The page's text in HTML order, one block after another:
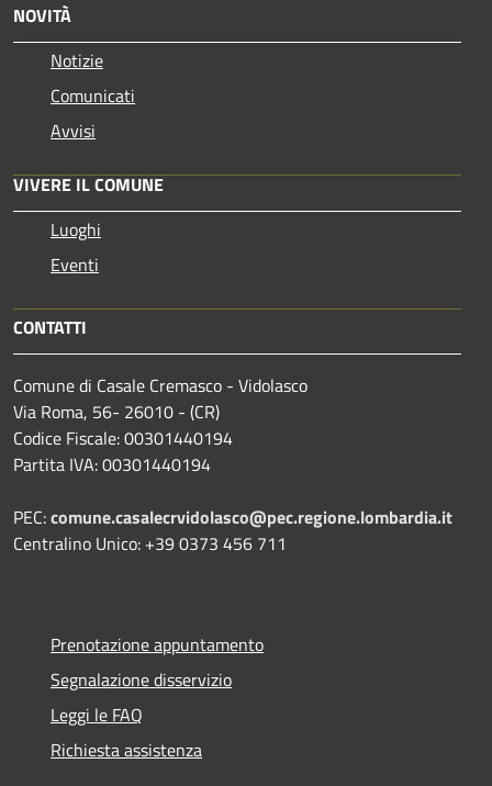
NOVITÀ
Notizie
Comunicati
Avvisi
VIVERE IL COMUNE
Luoghi
Eventi
CONTATTI
Comune di Casale Cremasco - Vidolasco
Via Roma, 56- 26010 - (CR)
Codice Fiscale: 00301440194
Partita IVA: 00301440194
PEC:comune.casalecrvidolasco@pec.regione.lombardia.it
Centralino Unico: +39 0373 456 711
Prenotazione appuntamento
Segnalazione disservizio
Leggi le FAQ
Richiesta assistenza